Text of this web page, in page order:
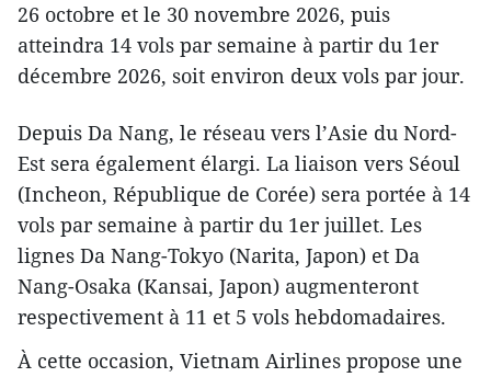
26 octobre et le 30 novembre 2026, puis
atteindra 14 vols par semaine à partir du 1er
décembre 2026, soit environ deux vols par jour.
Depuis Da Nang, le réseau vers l’Asie du Nord-
Est sera également élargi. La liaison vers Séoul
(Incheon, République de Corée) sera portée à 14
vols par semaine à partir du 1er juillet. Les
lignes Da Nang-Tokyo (Narita, Japon) et Da
Nang-Osaka (Kansai, Japon) augmenteront
respectivement à 11 et 5 vols hebdomadaires.
À cette occasion, Vietnam Airlines propose une